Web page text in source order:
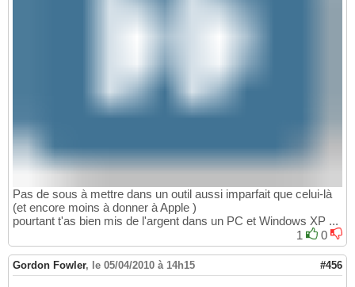
Pas de sous à mettre dans un outil aussi imparfait que celui-là
(et encore moins à donner à Apple )
pourtant t'as bien mis de l'argent dans un PC et Windows XP ...
1
0
Gordon Fowler, le 05/04/2010 à 14h15 #456